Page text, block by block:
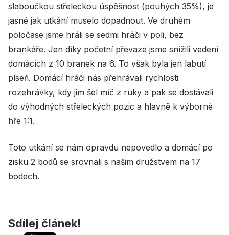
slaboučkou střeleckou úspěšnost (pouhých 35%), je
jasné jak utkání muselo dopadnout. Ve druhém
poločase jsme hráli se sedmi hráči v poli, bez
brankáře. Jen díky početní převaze jsme snížili vedení
domácích z 10 branek na 6. To však byla jen labutí
píseň. Domácí hráči nás přehrávali rychlosti
rozehrávky, kdy jim šel míč z ruky a pak se dostávali
do výhodných střeleckých pozic a hlavně k výborné
hře 1:1.
Toto utkání se nám opravdu nepovedlo a domácí po
zisku 2 bodů se srovnali s našim družstvem na 17
bodech.
Sdílej článek!